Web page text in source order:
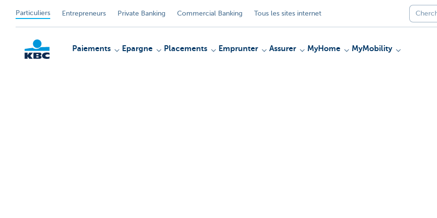
Particuliers Entrepreneurs Private Banking Commercial Banking Tous les sites internet
Paiements Epargne Placements Emprunter Assurer MyHome MyMobility